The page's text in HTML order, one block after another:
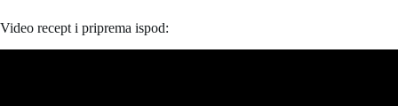
Video recept i priprema ispod: